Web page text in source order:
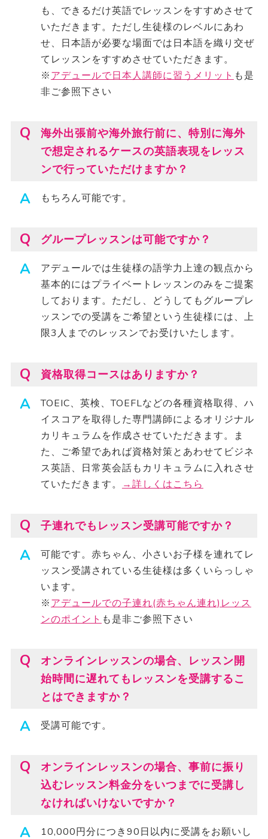
も、できるだけ英語でレッスンをすすめさせて
いただきます。ただし生徒様のレベルにあわ
せ、日本語が必要な場面では日本語を織り交ぜ
てレッスンをすすめさせていただきます。
※アデュールで日本人講師に習うメリット も是
非ご参照下さい
海外出張前や海外旅行前に、特別に海外
で想定されるケースの英語表現をレッス
ンで行っていただけますか？
もちろん可能です。
グループレッスンは可能ですか？
アデュールでは生徒様の語学力上達の観点から
基本的にはプライベートレッスンのみをご提案
しております。ただし、どうしてもグループレ
ッスンでの受講をご希望という生徒様には、上
限3人までのレッスンでお受けいたします。
資格取得コースはありますか？
TOEIC、英検、TOEFLなどの各種資格取得、ハ
イスコアを取得した専門講師によるオリジナル
カリキュラムを作成させていただきます。ま
た、ご希望であれば資格対策とあわせてビジネ
ス英語、日常英会話もカリキュラムに入れさせ
ていただきます。
→詳しくはこちら
子連れでもレッスン受講可能ですか？
可能です。赤ちゃん、小さいお子様を連れてレ
ッスン受講されている生徒様は多くいらっしゃ
います。
※アデュールでの子連れ(赤ちゃん連れ)レッス
ンのポイント も是非ご参照下さい
オンラインレッスンの場合、レッスン開
始時間に遅れてもレッスンを受講するこ
とはできますか？
受講可能です。
オンラインレッスンの場合、事前に振り
込むレッスン料金分をいつまでに受講し
なければいけないですか？
10,000円分につき90日以内に受講をお願いし